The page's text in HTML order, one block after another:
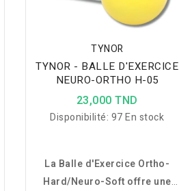
TYNOR
TYNOR - BALLE D'EXERCICE
NEURO-ORTHO H-05
23,000 TND
Disponibilité: 97 En stock
La Balle d'Exercice Ortho-
Hard/Neuro-Soft offre une